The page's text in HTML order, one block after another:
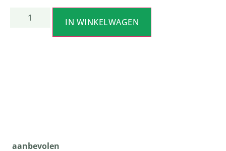
IN WINKELWAGEN
aanbevolen